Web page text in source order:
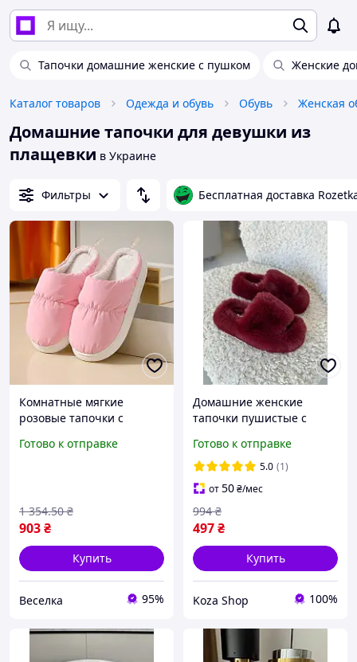
Тапочки домашние женские с пушком Женские
Каталог товаров Одежда и обувь Обувь Женская
Домашние тапочки для девушки из
плащевки в Украине
Фильтры Бесплатная доставка
Комнатные мягкие
розовые тапочки с
и работы теплые и
Готово к отправке
903₴
1 354.50 ₴
Купить
Веселка 95%
Домашние женские
тапочки пушистые с
из экомеха для девушек
женщин любимой
комнаты комфортные
удобные
Готово к отправке
5.0 (1)
от50₴/мес
497₴
994 ₴
Купить
Koza Shop 100%